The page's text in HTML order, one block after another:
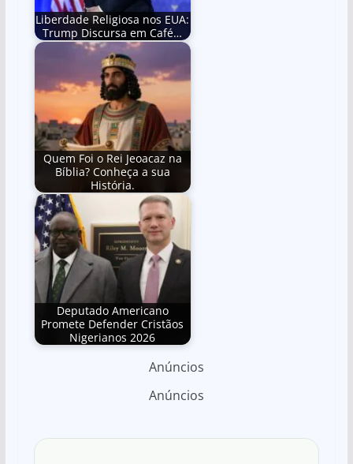
Liberdade Religiosa nos EUA:
Trump Discursa em Café…
Quem Foi o Rei Jeoacaz na
Bíblia? Conheça a sua
História.
Deputado Americano
Promete Defender Cristãos
Nigerianos 2026
Anúncios
Anúncios